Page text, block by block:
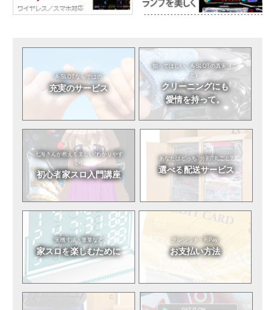
A-SLOTならではの
充実のサービス
知ってほしい。A-SLOTの真実（こ
と）
クリーニングにも
愛情を持って。
七海さんが教える楽しい!わかりやす
い!
初心者家スロ入門講座
あなたはどっち?分割?丸ごと?
選べる配送サービス
実機寸法・重量など
家スロを楽しむために
クレジット・RPay
お支払い方法